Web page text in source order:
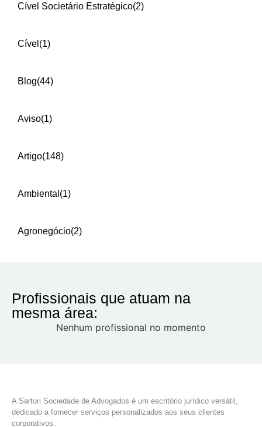
Cível Societário Estratégico(2)
Cível (1)
Blog(44)
Aviso(1)
Artigo(148)
Ambiental (1)
Agronegócio(2)
Profissionais que atuam na
mesma área:
Nenhum profissional no momento
A Sartori Sociedade de Advogados é um escritório jurídico versátil,
dedicado a fornecer serviços personalizados aos seus clientes
corporativos.